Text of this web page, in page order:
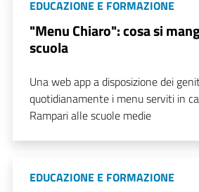
EDUCAZIONE E FORMAZIONE
"Menu Chiaro": cosa si
scuola
Una web app a disposizione dei
quotidianamente i menu serviti in
Rampari alle scuole medie
EDUCAZIONE E FORMAZIONE